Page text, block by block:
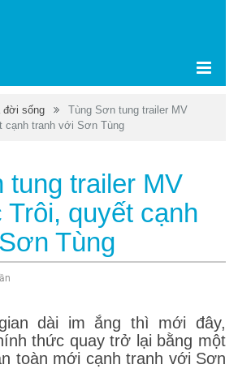
đời sống
Tùng Sơn tung trailer MV
cạnh tranh với Sơn Tùng
tung trailer MV
Trôi, quyết cạnh
Tùng
dài im ắng thì mới đây,
thức quay trở lại bằng một
toàn mới cạnh tranh với Sơn